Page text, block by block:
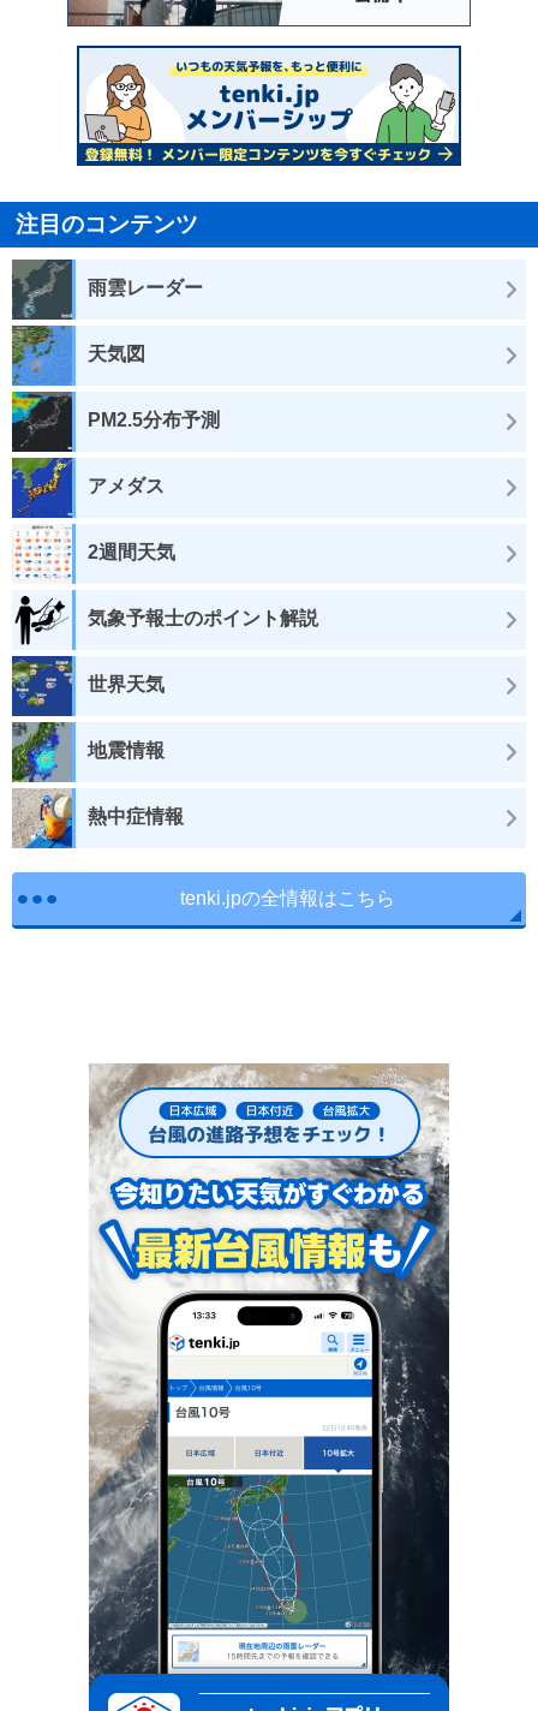
注目のコンテンツ
雨雲レーダー
天気図
PM2.5分布予測
アメダス
2週間天気
気象予報士のポイント解説
世界天気
地震情報
熱中症情報
tenki.jpの全情報はこちら